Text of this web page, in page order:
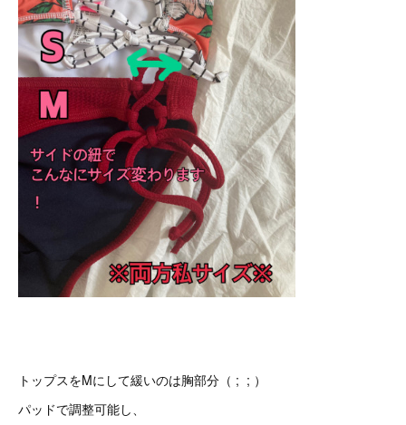
トップスをMにして緩いのは胸部分（ ; ; ）
パッドで調整可能し、